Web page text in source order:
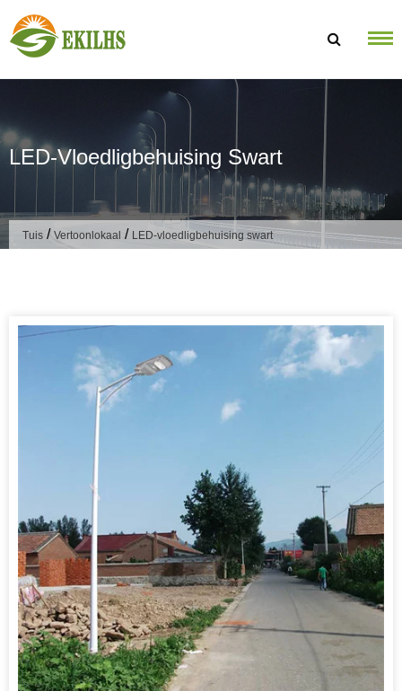
LED-Vloedligbehuising Swart
Tuis / Vertoonlokaal / LED-vloedligbehuising swart